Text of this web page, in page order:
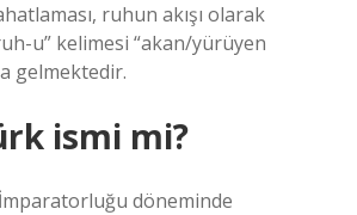
ruhun akışı olarak
u” kelimesi “akan/yürüyen
gelmektedir.
ismi mi?
İmparatorluğu döneminde